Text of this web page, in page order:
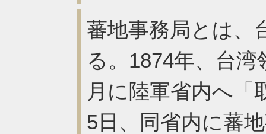
蕃地事務局とは、
る。1874年、台
月に陸軍省内へ「
5日、同省内に蕃